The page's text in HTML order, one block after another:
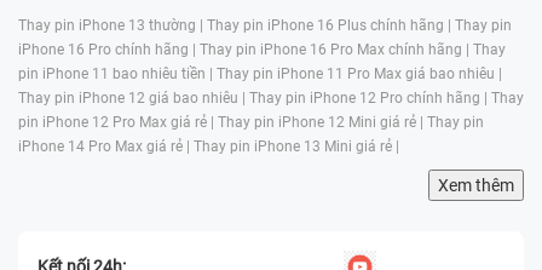
Thay pin iPhone 13 thường | Thay pin iPhone 16 Plus chính hãng | Thay pin
iPhone 16 Pro chính hãng | Thay pin iPhone 16 Pro Max chính hãng | Thay
pin iPhone 11 bao nhiêu tiền | Thay pin iPhone 11 Pro Max giá bao nhiêu |
Thay pin iPhone 12 giá bao nhiêu | Thay pin iPhone 12 Pro chính hãng | Thay
pin iPhone 12 Pro Max giá rẻ | Thay pin iPhone 12 Mini giá rẻ | Thay pin
iPhone 14 Pro Max giá rẻ | Thay pin iPhone 13 Mini giá rẻ |
Xem thêm